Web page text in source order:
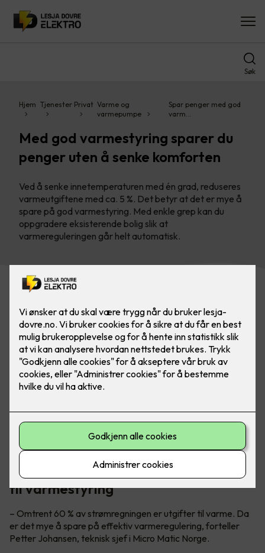
Søk
Hjem Tjenester Privat Varme og
varmepumpe
Spar penger med god
varm…
Med god varmestyring sparer du
penger uten å senke komforten
Ved å senke innetemperaturen med én grad, reduseres
varmeutgiftene med ca. 5 %. Det betyr at det er mye å
spare på god varmestyring. Med enkle grep kan du
oppgradere eksisterende bolig slik at
varmereguleringen går helt automatisk.
Ha full kontroll på alle smarthusløsninger ved å bruke
appstyring eller smartpanel - da er det lettere å ha
kontroll på energiforbruket.
Teknisk sjef Petter Johansen gir tips
til varmestyring
– Omtrent 60 % av strømregningen er utgifter til varme. Da
er det mye å spare på effektiv varmeregulering, forteller
Petter Johansen, teknisk sjef i Micro Matic Norge.